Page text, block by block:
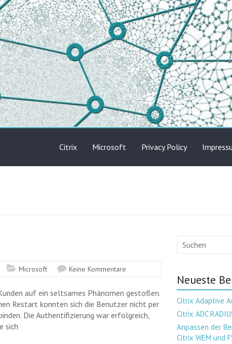
Citrix Microsoft Privacy Policy
Microsoft Keine Kommentare
auf ein seltsames Phänomen gestoßen.
Restart konnten sich die Benutzer nicht per
Die Authentifizierung war erfolgreich,
sich
Neueste
Citrix Adaptive
Citrix ADC
Anpassen der
Citrix WEM und